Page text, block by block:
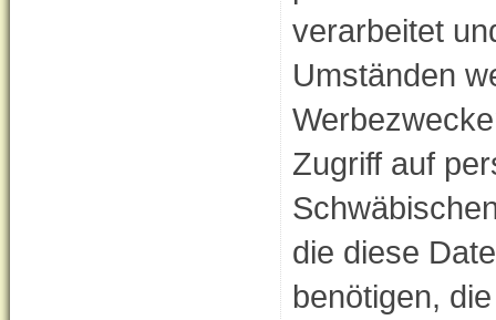
verarbeitet
Umständen
Zugriff auf
die diese
benötigen,